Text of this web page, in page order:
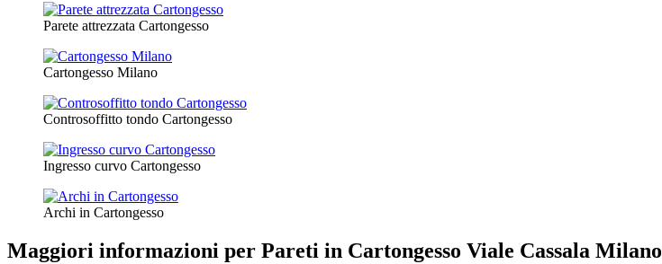
Parete attrezzata Cartongesso
Cartongesso Milano
Controsoffitto tondo Cartongesso
Ingresso curvo Cartongesso
Archi in Cartongesso
Maggiori informazioni per Pareti in Cartongesso Viale Cassala Milano